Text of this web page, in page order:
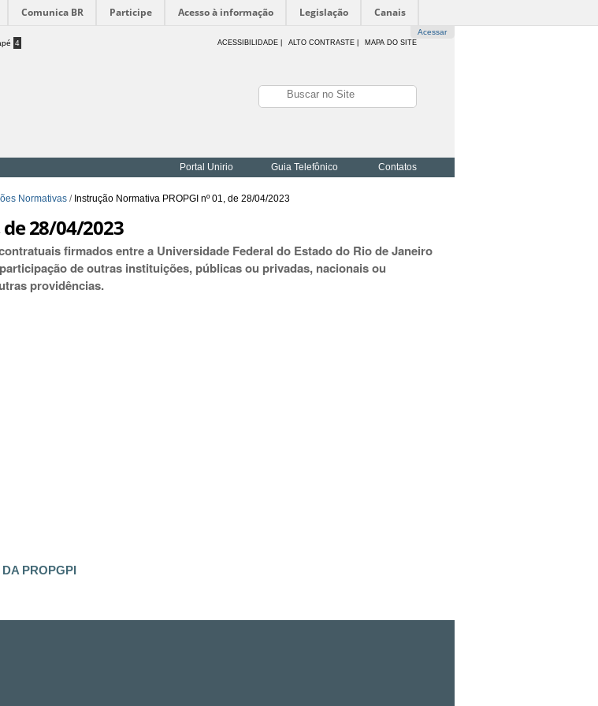
Comunica BR Participe Acesso à informação Legislação Canais
Acessar
4 ACESSIBILIDADE ALTO CONTRASTE | MAPA DO SITE
Portal Unirio Guia Telefônico Contatos
Normativas / Instrução Normativa PROPGI nº 01, de 28/04/2023
28/04/2023
firmados entre a Universidade Federal do Estado do Rio de Janeiro
de outras instituições, públicas ou privadas, nacionais ou
providências.
PROPGPI